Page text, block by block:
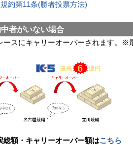
約第11条(勝者投票方法)
者がいない場合
ースにキャリーオーバーされます。※
総額・キャリーオーバー額はこちら